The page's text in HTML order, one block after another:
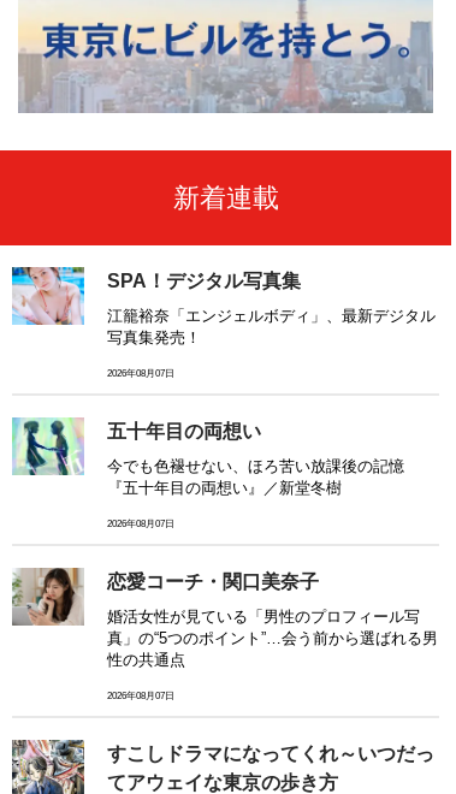
新着連載
SPA！デジタル写真集
江籠裕奈「エンジェルボディ」、最新デジタル
写真集発売！
2026年08月07日
五十年目の両想い
今でも色褪せない、ほろ苦い放課後の記憶
『五十年目の両想い』／新堂冬樹
2026年08月07日
恋愛コーチ・関口美奈子
婚活女性が見ている「男性のプロフィール写
真」の“5つのポイント”…会う前から選ばれる男
性の共通点
2026年08月07日
すこしドラマになってくれ～いつだっ
てアウェイな東京の歩き方